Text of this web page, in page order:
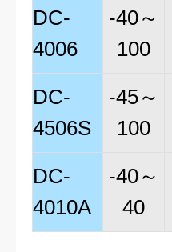
DC-
4006
-40～
100
DC-
4506S
-45～
100
DC-
4010A
-40～
40